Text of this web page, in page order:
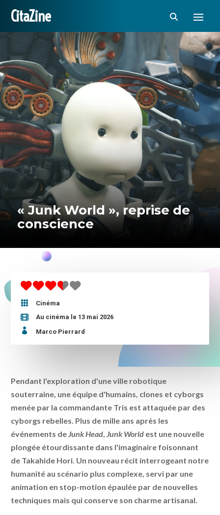
CitaZine
« Junk World », reprise de
conscience

Cinéma
Au cinéma le 13 mai 2026
 Marco Pierrard
Pendant l'exploration d'une ville robotique
souterraine, une équipe d'humains, clones et cyborgs
menée par la commandante Tris est attaquée par des
cyborgs rebelles. Plus de mille ans après les
événements deJunk Head,Junk World est une nouvelle
plongée étourdissante dans l'imaginaire foisonnant
de Takahide Hori. Un nouveau récit interrogeant notre
humanité au scénario plus complexe, servi par une
animation en stop-motion épaulée par de nouvelles
techniques mais qui conserve son charme artisanal.